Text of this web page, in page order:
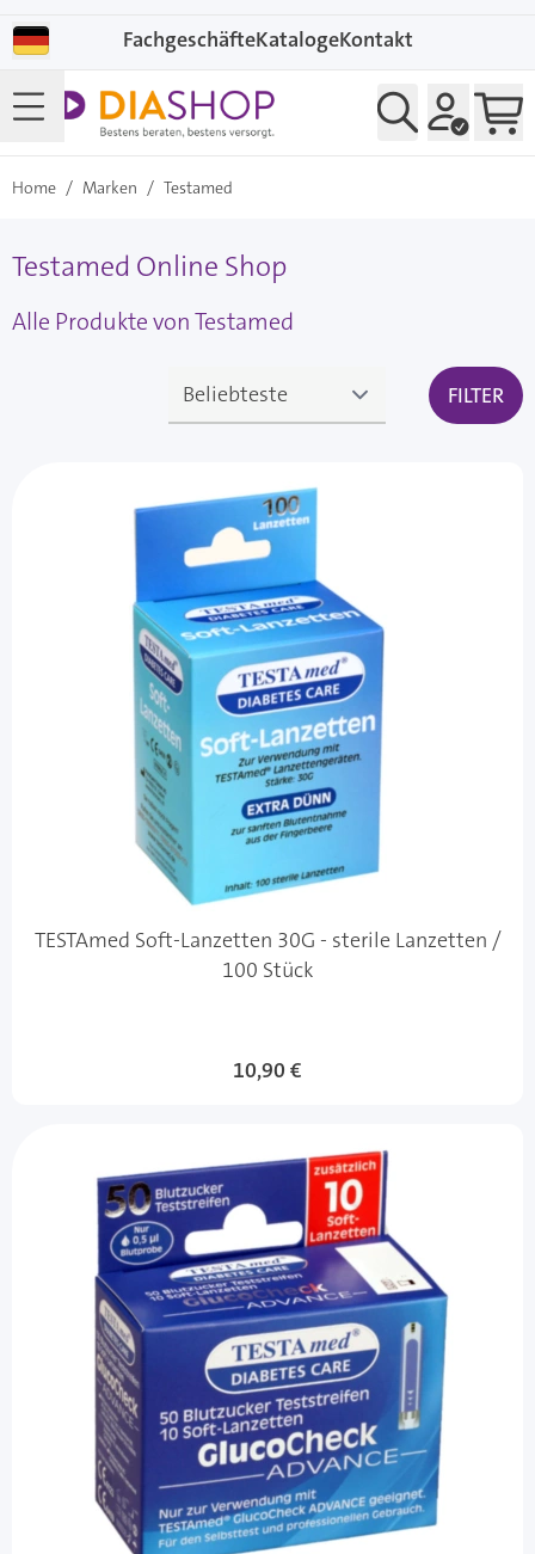
FachgeschäfteKatalogeKontakt
Home / Marken / Testamed
Testamed Online Shop
Alle Produkte von Testamed
FILTER
TESTAmed Soft-Lanzetten 30G - sterile Lanzetten /
100 Stück
10,90 €